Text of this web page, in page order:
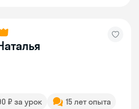
₽ за урок
15 лет опыта